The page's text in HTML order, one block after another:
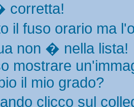
corretta!
il fuso orario ma
non � nella lista!
mostrare
il mio grado?
clicco sul